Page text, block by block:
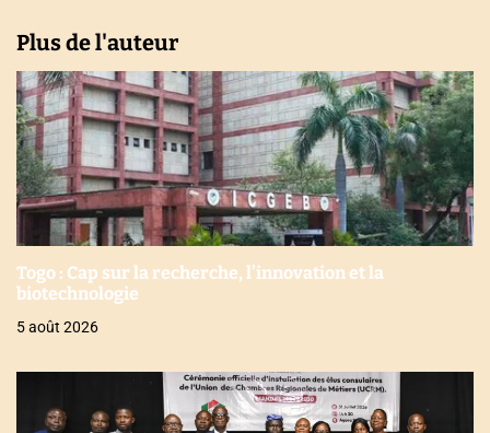
Plus de l'auteur
Togo : Cap sur la recherche, l’innovation et la
biotechnologie
5 août 2026